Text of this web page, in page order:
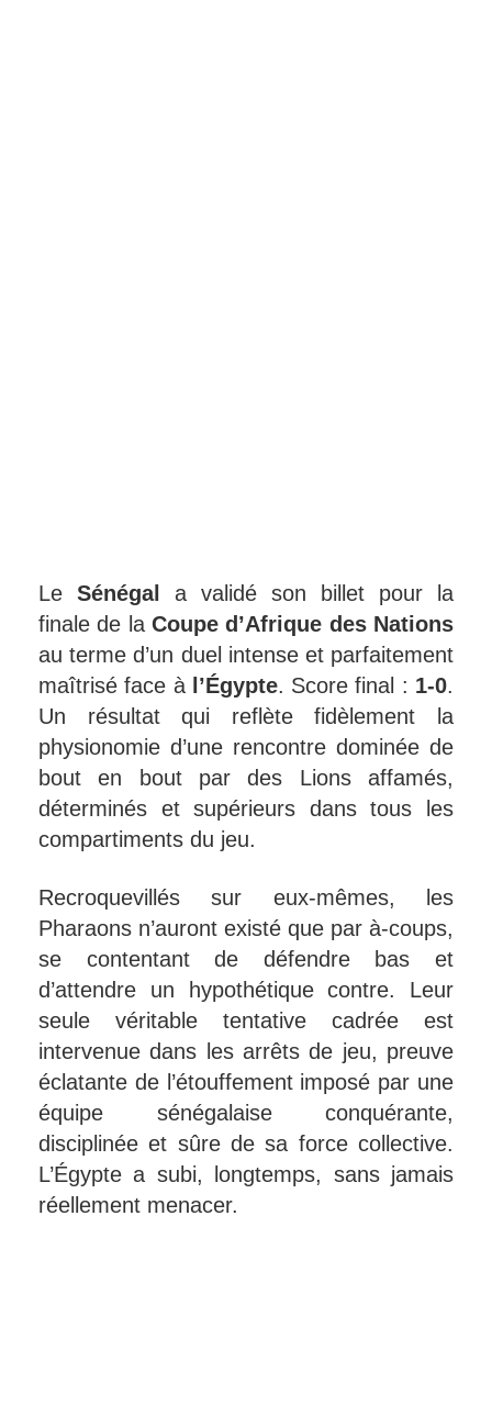
Le Sénégal a validé son billet pour la
finale de la Coupe d’Afrique des Nations
au terme d’un duel intense et parfaitement
maîtrisé face à l’Égypte. Score final : 1-0.
Un résultat qui reflète fidèlement la
physionomie d’une rencontre dominée de
bout en bout par des Lions affamés,
déterminés et supérieurs dans tous les
compartiments du jeu.
Recroquevillés sur eux-mêmes, les
Pharaons n’auront existé que par à-coups,
se contentant de défendre bas et
d’attendre un hypothétique contre. Leur
seule véritable tentative cadrée est
intervenue dans les arrêts de jeu, preuve
éclatante de l’étouffement imposé par une
équipe sénégalaise conquérante,
disciplinée et sûre de sa force collective.
L’Égypte a subi, longtemps, sans jamais
réellement menacer.